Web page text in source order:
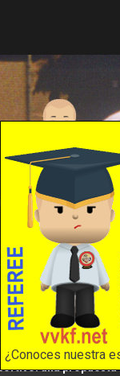
¿Conoces nuestra
en
El karate en internet
para